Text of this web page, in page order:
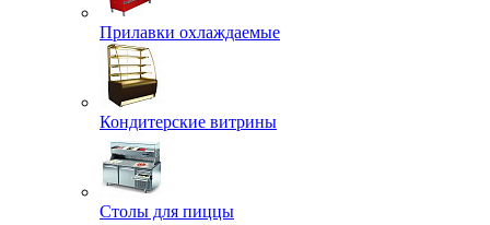
Прилавки охлаждаемые
Кондитерские витрины
Столы для пиццы